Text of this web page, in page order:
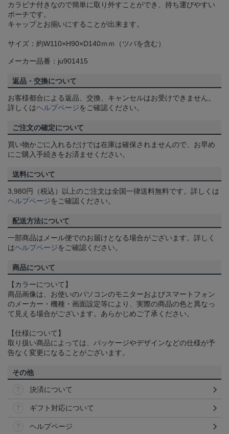
カラビナ付きなので簡単に取り外すことができ、持ち運びやすい
ポーチです。
キャップとお揃いにすることが出来ます。
サイズ：約W110×H90×D140ｍｍ（ツバを含む）
メーカー品番：ju901415
返品・交換について
お客様都合による返品、交換、キャンセルはお受けできません。
詳しくはヘルプページをご確認ください。
ご注文の確定について
買い物かごに入れるだけでは在庫は確保されませんので、お早め
にご購入手続きをお済ませください。
送料について
3,980円（税込）以上のご注文は全国一律送料無料です。詳しくは
ヘルプページをご確認ください。
配送方法について
一部商品はメール便でのお届けとなる場合がございます。詳しく
はヘルプページをご確認ください。
商品について
【カラーについて】
商品画像は、お使いのパソコンのモニターおよびスマートフォン
のメーカー・機種・画面設定等により、実際の商品の色と異なっ
て見える場合がございます。あらかじめご了承ください。
【仕様について】
取り扱い商品によっては、パッケージやデザインなどの仕様が予
告なく変更になることがございます。
その他
決済について
ギフト対応について
ヘルプページ